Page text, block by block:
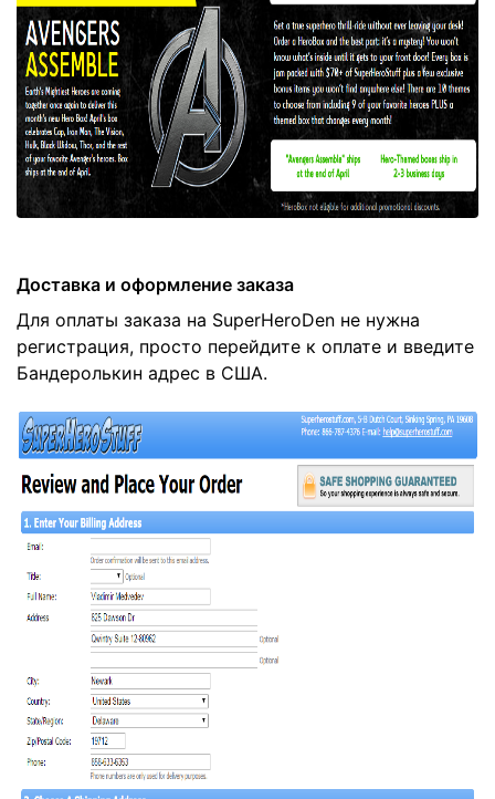
Доставка и оформление заказа
Для оплаты заказа на SuperHeroDen не нужна
регистрация, просто перейдите к оплате и введите
Бандеролькин адрес в США.